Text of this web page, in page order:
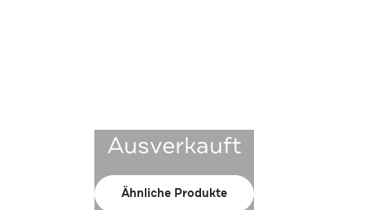
Ausverkauft
Ähnliche Produkte